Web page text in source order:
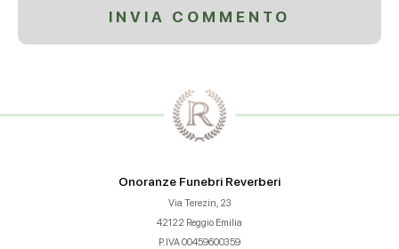
Onoranze Funebri Reverberi
Via Terezin, 23
42122 Reggio Emilia
P.IVA 00459600359